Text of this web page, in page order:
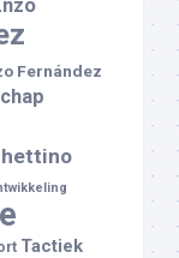
Fernández
Tactiek